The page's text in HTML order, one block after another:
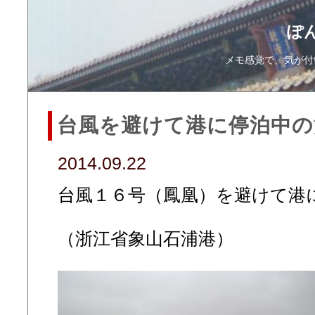
ぽ
メモ感覚で、気が
台風を避けて港に停泊中
2014.09.22
台風１６号（鳳凰）を避けて港
（浙江省象山石浦港）